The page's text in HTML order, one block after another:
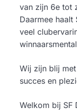
van zijn 6e tot
Daarmee haalt
veel
Wij zijn blij
succes en
Welkom bij SF